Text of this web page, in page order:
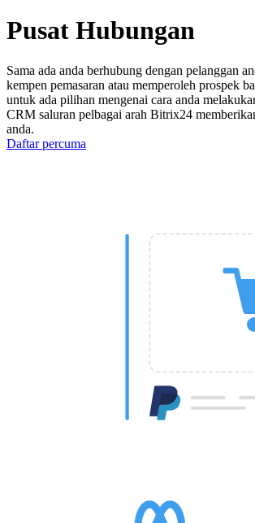
Pusat Hubungan
Sama ada anda berhubung dengan pelanggan
kempen pemasaran atau memperoleh prospek
untuk ada pilihan mengenai cara anda
CRM saluran pelbagai arah Bitrix24
anda.
Daftar percuma